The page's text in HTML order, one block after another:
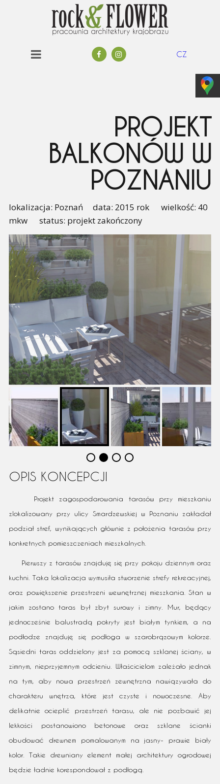
CZ
PROJEKT
BALKONÓW W
POZNANIU
lokalizacja: Poznań data: 2015 rok wielkość: 40
mkw status: projekt zakończony
OPIS KONCEPCJI
Projekt zagospodarowania tarasów przy mieszkaniu
zlokalizowany przy ulicy Smardzewskiej w Poznaniu zakładał
podział stref, wynikających głównie z położenia tarasów przy
konkretnych pomieszczeniach mieszkalnych.
Pierwszy z tarasów znajduję się przy pokoju dziennym oraz
kuchni. Taka lokalizacja wymusiła stworzenie strefy rekreacyjnej,
oraz powiększenie przestrzeni wewnętrznej mieszkania. Stan w
jakim zostano taras był zbyt surowy i zimny. Mur, będący
jednocześnie balustradą pokryty jest białym tynkiem, a na
podłodze znajduję się podłoga w szarobrązowym kolorze.
Sąsiedni taras oddzielony jest za pomocą szklanej ściany, w
zimnym, nieprzyjemnym odcieniu. Właścicielom zależało jednak
na tym, aby nowa przestrzeń zewnętrzna nawiązywała do
charakteru wnętrza, które jest czyste i nowoczesne. Aby
delikatnie ocieplić przestrzeń tarasu, ale nie pozbawić jej
lekkości postanowiono betonowe oraz szklane ścianki
obudować drewnem pomalowanym na jasny- prawie biały
kolor. Takie drewniany element małej architektury ogrodowej
będzie ładnie korespondował z podłogą.